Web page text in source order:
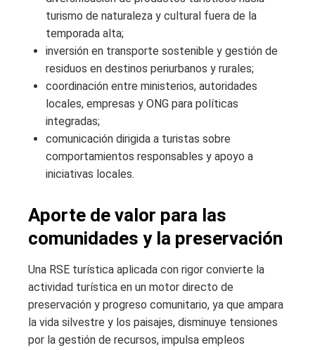
turismo de naturaleza y cultural fuera de la
temporada alta;
inversión en transporte sostenible y gestión de
residuos en destinos periurbanos y rurales;
coordinación entre ministerios, autoridades
locales, empresas y ONG para políticas
integradas;
comunicación dirigida a turistas sobre
comportamientos responsables y apoyo a
iniciativas locales.
Aporte de valor para las
comunidades y la preservación
Una RSE turística aplicada con rigor convierte la
actividad turística en un motor directo de
preservación y progreso comunitario, ya que ampara
la vida silvestre y los paisajes, disminuye tensiones
por la gestión de recursos, impulsa empleos